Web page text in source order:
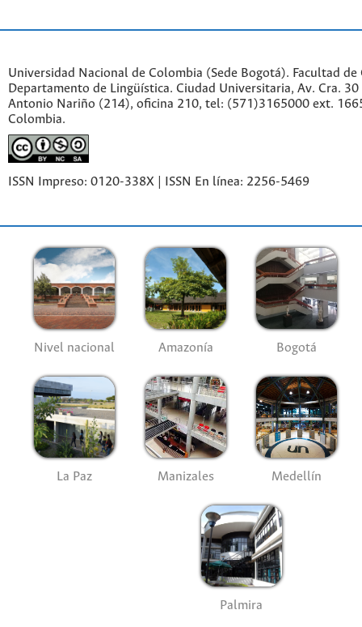
Universidad Nacional de Colombia (Sede Bogotá). Facultad de
Departamento de Lingüística. Ciudad Universitaria, Av. Cra.
Antonio Nariño (214), oficina 210, tel: (571)3165000 ext.
Colombia.
ISSN Impreso: 0120-338X | ISSN En línea: 2256-5469
Nivel nacional Amazonía Bogotá
La Paz Manizales Medellín
Palmira